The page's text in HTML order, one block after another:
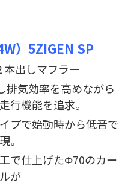
）5ZIGEN SP
本出しマフラー
排気効率を高めながら
行機能を追求。
プで始動時から低音で
。
で仕上げたΦ70のカー
が